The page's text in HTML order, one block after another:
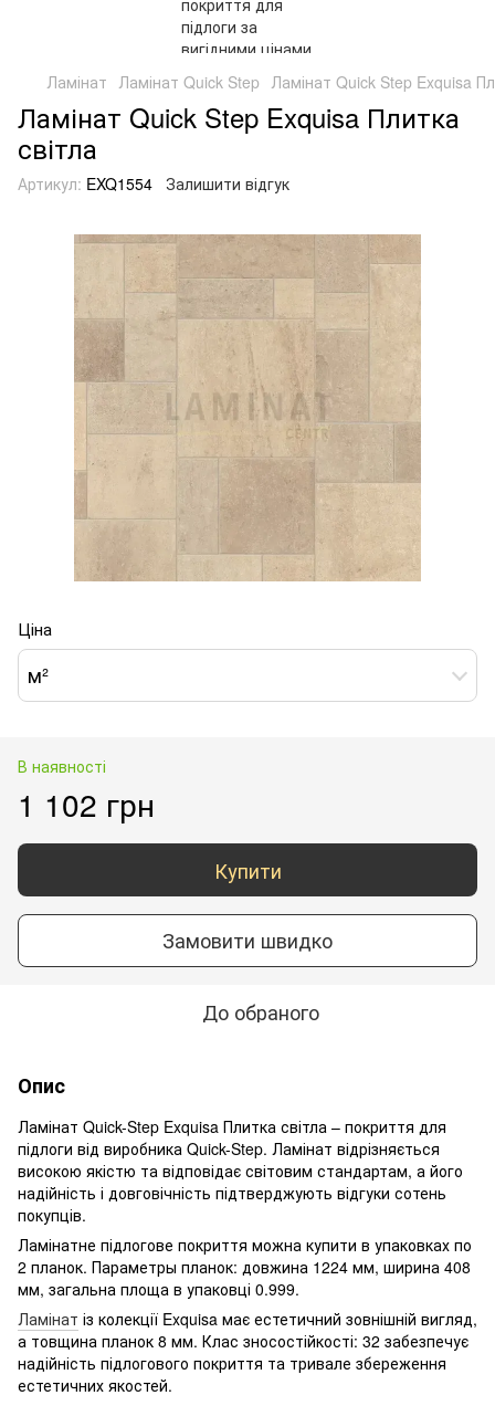
Ламінат Ламінат Quick Step Ламінат Quick Step Exquisa
Ламінат Quick Step Exquisa Плитка
світла
Артикул: EXQ1554 Залишити відгук
Ціна
м²
В наявності
1 102 грн
Купити
Замовити швидко
До обраного
Опис
Ламінат Quick-Step Exquisa Плитка світла – покриття для
підлоги від виробника Quick-Step. Ламінат відрізняється
високою якістю та відповідає світовим стандартам, а його
надійність і довговічність підтверджують відгуки сотень
покупців.
Ламінатне підлогове покриття можна купити в упаковках по
2 планок. Параметры планок: довжина 1224 мм, ширина 408
мм, загальна площа в упаковці 0.999.
Ламінат із колекції Exquisa має естетичний зовнішній вигляд,
а товщина планок 8 мм. Клас зносостійкості: 32 забезпечує
надійність підлогового покриття та тривале збереження
естетичних якостей.